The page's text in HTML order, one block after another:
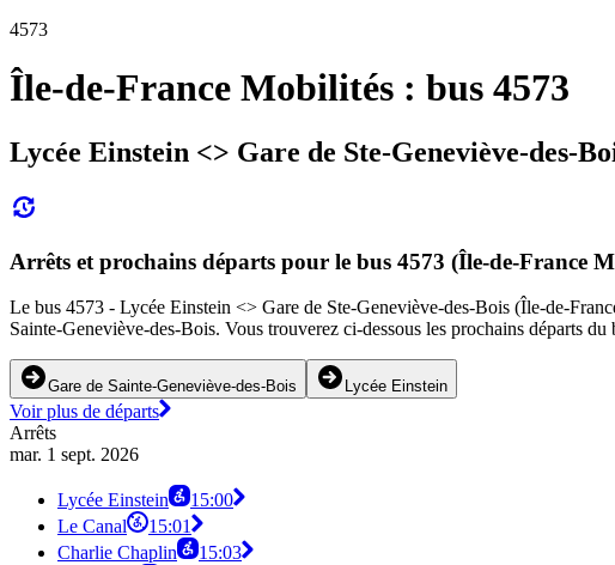
4573
Île-de-France Mobilités : bus 4573
Lycée Einstein <> Gare de Ste-Geneviève-des-
Arrêts et prochains départs pour le bus 4573 (Île-de-France
Le bus 4573 - Lycée Einstein <> Gare de Ste-Geneviève-des-Bois (Île-de-
Sainte-Geneviève-des-Bois. Vous trouverez ci-dessous les prochains départs
Gare de Sainte-Geneviève-des-Bois Lycée Einstein
Voir plus de départs
Arrêts
mar. 1 sept. 2026
Lycée Einstein
15:00
Le Canal
15:01
Charlie Chaplin
15:03